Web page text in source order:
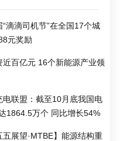
滴滴司机节”在全国17个城
元奖励
百亿元 16个新能源产业领
联盟：截至10月底我国电
1864.5万个 同比增长54%
展望·MTBE】能源结构重